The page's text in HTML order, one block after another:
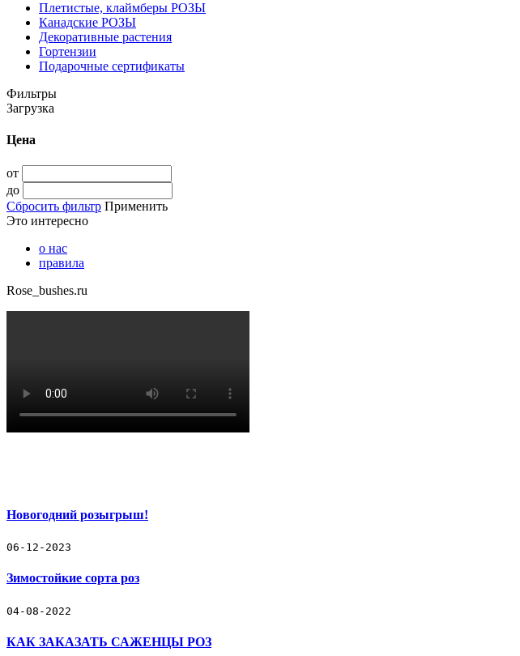
Плетистые, клаймберы РОЗЫ
Канадские РОЗЫ
Декоративные растения
Гортензии
Подарочные сертификаты
Фильтры
Загрузка
Цена
от
до
Сбросить фильтр Применить
Это интересно
о нас
правила
Rose_bushes.ru
Новогодний розыгрыш!
06-12-2023
Зимостойкие сорта роз
04-08-2022
КАК ЗАКАЗАТЬ САЖЕНЦЫ РОЗ